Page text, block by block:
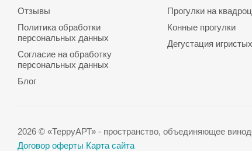
Отзывы
Политика обработки
персональных данных
Согласие на обработку
персональных данных
Блог
Прогулки на
Конные прогулки
Дегустация
2026 © «ТерруАРТ» - пространство, объединяющее
Договор оферты Карта сайта